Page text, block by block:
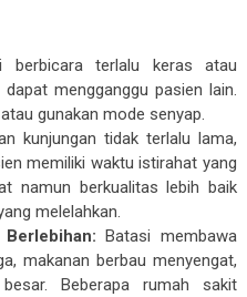
berbicara terlalu keras atau
mengganggu pasien lain.
gunakan mode senyap.
kunjungan tidak terlalu lama,
memiliki waktu istirahat yang
namun berkualitas lebih baik
melelahkan.
Batasi membawa
makanan berbau menyengat,
Beberapa rumah sakit